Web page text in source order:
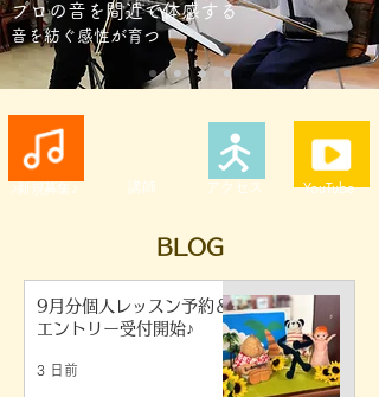
プロの音を間近で体感する
音を紡ぐ感性が育つ
♪新規募集♪ 講師 アクセス YouTube
BLOG
9月分個人レッスン予約＆
エントリー受付開始♪
3 日前